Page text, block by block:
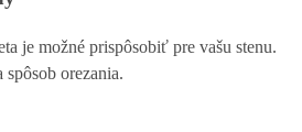
je možné prispôsobiť pre vašu stenu.
orezania.